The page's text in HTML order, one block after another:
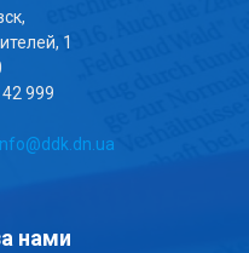
1
999
нами